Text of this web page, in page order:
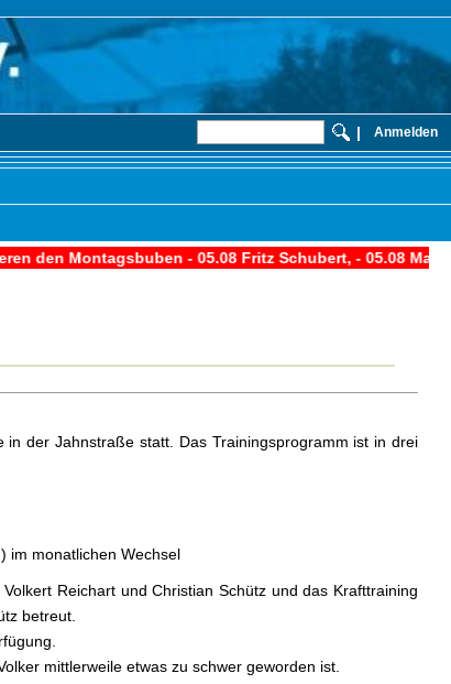
| Anmelden
Schubert, - 05.08 Manfred Rehm, - 09.08 Jörg Pfister, -
der Jahnstraße statt. Das Trainingsprogramm ist in drei
im monatlichen Wechsel
Reichart und Christian Schütz und das Krafttraining
betreut.
mittlerweile etwas zu schwer geworden ist.